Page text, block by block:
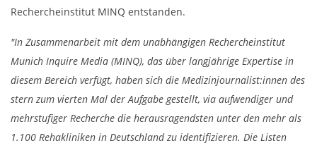
Rechercheinstitut MINQ entstanden.
"In Zusammenarbeit mit dem unabhängigen Rechercheinstitut
Munich Inquire Media (MINQ), das über langjährige Expertise in
diesem Bereich verfügt, haben sich die Medizinjournalist:innen des
stern zum vierten Mal der Aufgabe gestellt, via aufwendiger und
mehrstufiger Recherche die herausragendsten unter den mehr als
1.100 Rehakliniken in Deutschland zu identifizieren. Die Listen